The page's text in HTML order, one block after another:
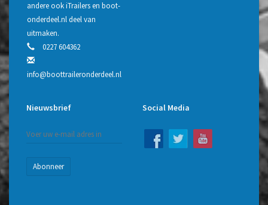
andere ook iTrailers en boot-
onderdeel.nl deel van
uitmaken.
0227 604362
info@boottraileronderdeel.nl
Nieuwsbrief
Abonneer
Social Media